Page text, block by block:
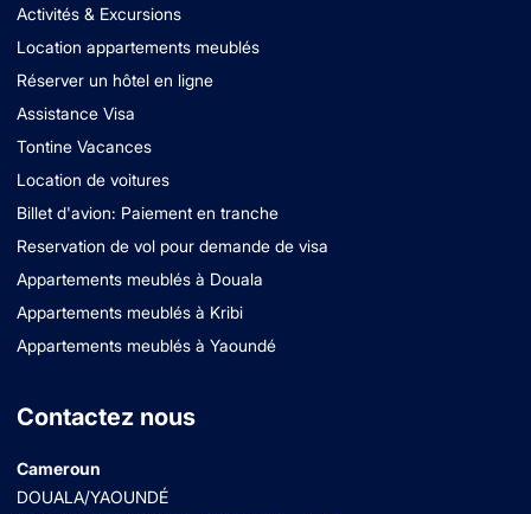
Activités & Excursions
Location appartements meublés
Réserver un hôtel en ligne
Assistance Visa
Tontine Vacances
Location de voitures
Billet d'avion: Paiement en tranche
Reservation de vol pour demande de visa
Appartements meublés à Douala
Appartements meublés à Kribi
Appartements meublés à Yaoundé
Contactez nous
Cameroun
DOUALA/YAOUNDÉ